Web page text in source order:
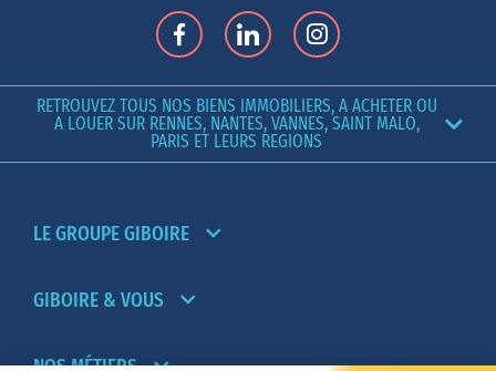
logement est : « dans quel quartier s’installer ? » En effet, les
critères à prendre en compte sont multiples : l’accessibilité, le
transports en commun, la présence d’activités et de loisirs, les
lieux de culture, les bars et les restaurants.
son histoire et son identité propre.
Si vous travaillez dans l’hypercentre, que vous aimez faire du
RETROUVEZ TOUS NOS BIENS IMMOBILIERS, A ACHETER OU
A LOUER SUR RENNES, NANTES, VANNES, SAINT MALO,
PARIS ET LEURS REGIONS
LE GROUPE GIBOIRE
GIBOIRE & VOUS